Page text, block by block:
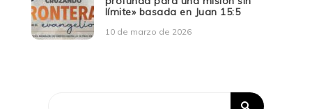
límite» basada en Juan 15:5
10 de marzo de 2026